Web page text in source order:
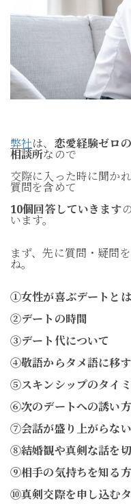
弊社は、 恋愛経験ゼロ
相談所なので
交際に入った時に聞か
質問を含めて
10個回答していきます
います。
まず、先に質問・疑問
ね。
①女性が喜ぶデートとは
②デートの時間
③デート代について
④敬語からタメ語に移
⑤スキンシップのタイ
⑥次のデートへの誘い方
⑦会話が盛り上がらな
⑧結婚観や真剣な話を
⑨相手の気持ちを知る
⑩真剣交際を申し込む